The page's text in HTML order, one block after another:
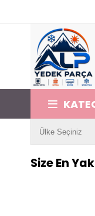
Size En